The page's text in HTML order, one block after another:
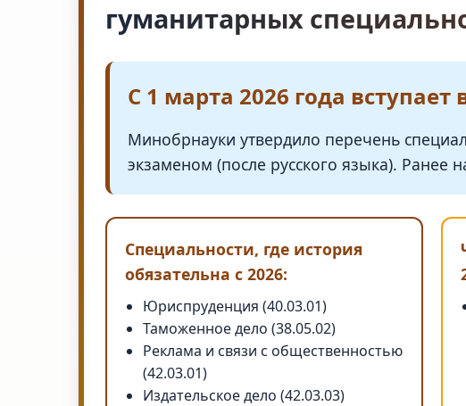
гуманитарных
С 1 марта 2026 года
Минобрнауки утвердило перечень
экзаменом (после русского языка).
Специальности, где история
обязательна с 2026:
Юриспруденция (40.03.01)
Таможенное дело (38.05.02)
Реклама и связи с общественностью
(42.03.01)
Издательское дело (42.03.03)